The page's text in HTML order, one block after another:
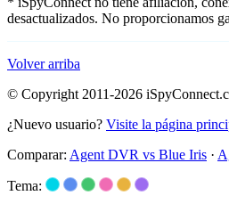
desactualizados. No proporcionamos
Volver arriba
© Copyright 2011-2026
¿Nuevo usuario? Visite la página
Comparar: Agent DVR vs Blue Iris ·
Tema: